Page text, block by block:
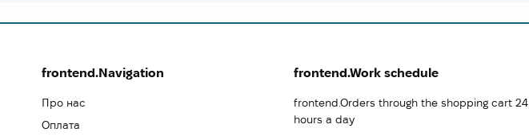
frontend.Navigation
Про нас
Оплата
frontend.Work schedule
frontend.Orders through the shopping cart 24
hours a day